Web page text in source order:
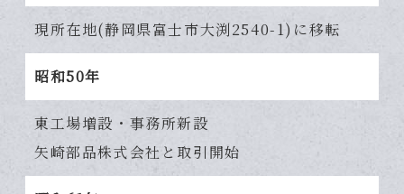
現所在地(静岡県富士市大渕2540-1)に移転
昭和50年
東工場増設・事務所新設
矢崎部品株式会社と取引開始